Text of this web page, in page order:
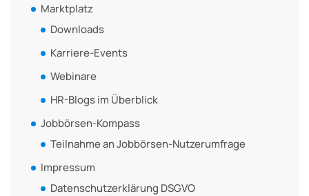
Marktplatz
Downloads
Karriere-Events
Webinare
HR-Blogs im Überblick
Jobbörsen-Kompass
Teilnahme an Jobbörsen-Nutzerumfrage
Impressum
Datenschutzerklärung DSGVO